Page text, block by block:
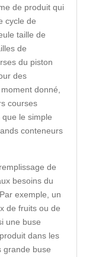
de produit qui
cycle de
taille de
de
du piston
des
donné,
courses
le simple
conteneurs
de
besoins du
exemple, un
de fruits ou de
une buse
dans les
grande buse